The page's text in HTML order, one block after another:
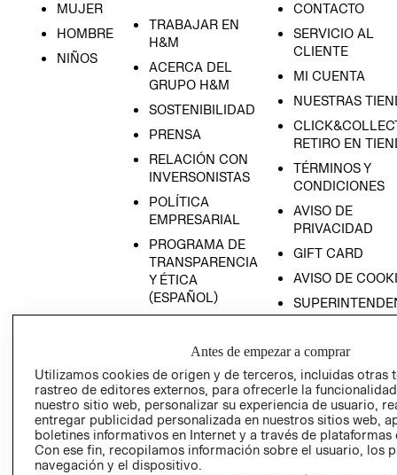
MUJER
HOMBRE
NIÑOS
TRABAJAR EN
H&M
ACERCA DEL
GRUPO H&M
SOSTENIBILIDAD
PRENSA
RELACIÓN CON
INVERSONISTAS
POLÍTICA
EMPRESARIAL
PROGRAMA DE
TRANSPARENCIA
Y ÉTICA
(ESPAÑOL)
Y ÉTICA (INGLÉS)
CONTACTO
SERVICIO AL
CLIENTE
MI CUENTA
NUESTRAS
RETIRO EN
TÉRMINOS Y
CONDICIONES
AVISO DE
PRIVACIDAD
GIFT CARD
AVISO DE
DE INDUSTRIA Y
PETICIONES
QUEJAS Y
RECLAMOS
Antes de empezar a comprar
Utilizamos cookies de origen y de terceros, incluidas otras
rastreo de editores externos, para ofrecerle la
nuestro sitio web, personalizar su experiencia de usuario,
entregar publicidad personalizada en nuestros sitios web,
boletines informativos en Internet y a través de plataformas
Con ese fin, recopilamos información sobre el usuario, los
navegación y el dispositivo.